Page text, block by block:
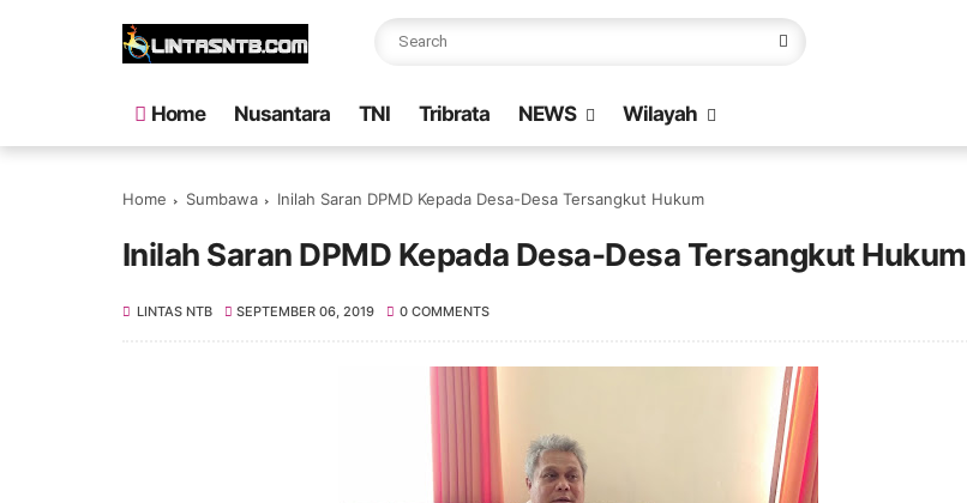
Home Nusantara TNI Tribrata NEWS Wilayah
Home Sumbawa Inilah Saran DPMD Kepada Desa-Desa Tersangkut Hukum
Inilah Saran DPMD Kepada Desa-Desa Tersangkut Hukum
LINTAS NTB SEPTEMBER 06, 2019 0 COMMENTS